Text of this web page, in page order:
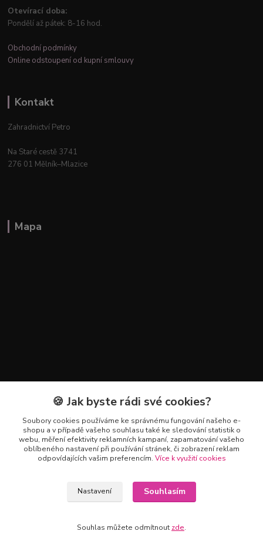
Otevírací doba:
Pondělí až pátek: 8-16 hod.
Obchodní podmínky
Online odstoupení od kupní smlouvy
Kontakt
Zahradnictví Petro
Na Staré cestě 3741
276 01 Mělník–Mlazice
Mapa
Kontakty
+420 602 223 614
info@zahradnictvipetro.cz
🍪 Jak byste rádi své cookies?
Soubory cookies používáme ke správnému fungování našeho e-
shopu a v případě vašeho souhlasu také ke sledování statistik o
webu, měření efektivity reklamních kampaní, zapamatování vašeho
oblíbeného nastavení při používání stránek, či zobrazení reklam
odpovídajících vašim preferencím. Více k využití cookies
Nastavení Souhlasím
Souhlas můžete odmítnout zde.